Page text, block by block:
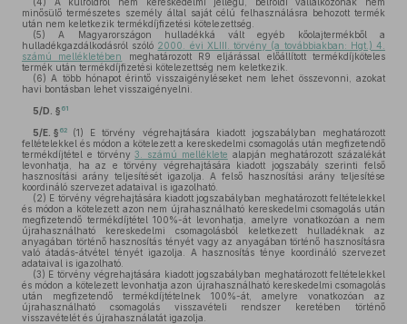
minősülő természetes személy által saját célú felhasználásra behozott termék
után nem keletkezik termékdíjfizetési kötelezettség.
(5) A Magyarországon hulladékká vált egyéb kőolajtermékből a
hulladékgazdálkodásról szóló 2000. évi XLIII. törvény (a továbbiakban: Hgt.) 4.
számú mellékletében
meghatározott R9 eljárással előállított termékdíjköteles
termék után termékdíjfizetési kötelezettség nem keletkezik.
(6) A több hónapot érintő visszaigényléseket nem lehet összevonni, azokat
havi bontásban lehet visszaigényelni.
5/D. § 61
5/E. § 62 (1) E törvény végrehajtására kiadott jogszabályban meghatározott
feltételekkel és módon a kötelezett a kereskedelmi csomagolás után megfizetendő
termékdíjtétel e törvény3. számú melléklete alapján meghatározott százalékát
levonhatja, ha az e törvény végrehajtására kiadott jogszabály szerinti felső
hasznosítási arány teljesítését igazolja. A felső hasznosítási arány teljesítése
koordináló szervezet adataival is igazolható.
(2) E törvény végrehajtására kiadott jogszabályban meghatározott feltételekkel
és módon a kötelezett azon nem újrahasználható kereskedelmi csomagolás után
megfizetendő termékdíjtétel 100%-át levonhatja, amelyre vonatkozóan a nem
újrahasználható kereskedelmi csomagolásból keletkezett hulladéknak az
anyagában történő hasznosítás tényét vagy az anyagában történő hasznosításra
való átadás-átvétel tényét igazolja. A hasznosítás ténye koordináló szervezet
adataival is igazolható.
(3) E törvény végrehajtására kiadott jogszabályban meghatározott feltételekkel
és módon a kötelezett levonhatja azon újrahasználható kereskedelmi csomagolás
után megfizetendő termékdíjtételnek 100%-át, amelyre vonatkozóan az
újrahasználható csomagolás visszavételi rendszer keretében történő
visszavételét és újrahasználatát igazolja.